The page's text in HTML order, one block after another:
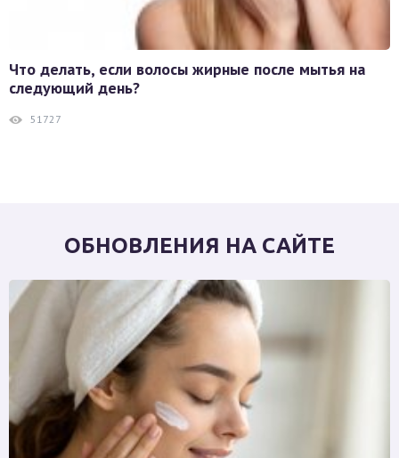
Что делать, если волосы жирные после мытья на
следующий день?
51727
ОБНОВЛЕНИЯ НА САЙТЕ